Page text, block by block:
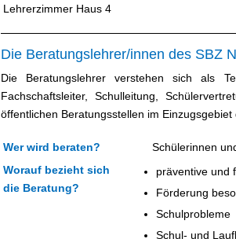
Lehrerzimmer Haus 4
Die Beratungslehrer/innen des SBZ
Die Beratungslehrer verstehen sich als
Fachschaftsleiter, Schulleitung,
öffentlichen Beratungsstellen im Einzugsgebiet
Wer wird beraten?
Schülerinnen
Worauf bezieht sich
die Beratung?
präventive und
Förderung
Schulprobleme
Schul- und